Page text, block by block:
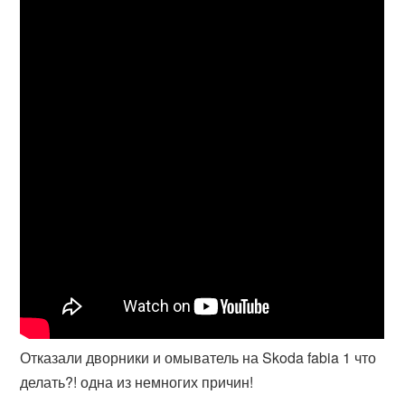
Отказали дворники и омыватель на Skoda fabia 1 что
делать?! одна из немногих причин!